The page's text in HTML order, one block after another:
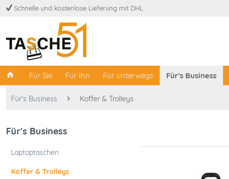
Schnelle und kostenlose Lieferung mit DHL
Für Sie Für Ihn Für unterwegs Für's Business
Für's Business Koffer & Trolleys
Für's Business
Laptoptaschen
Koffer & Trolleys